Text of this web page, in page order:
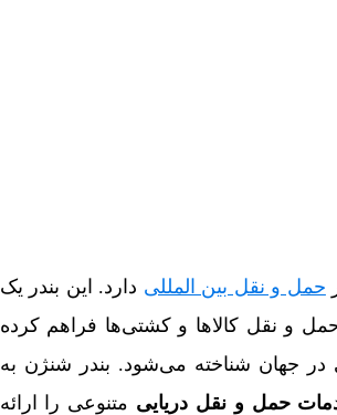
حمل و نقل بین المللی دارد. این بندر یک
و نقل کالاها و کشتی‌ها فراهم کرده
در جهان شناخته می‌شود. بندر شنژن به
حمل و نقل دریایی متنوعی را ارائه